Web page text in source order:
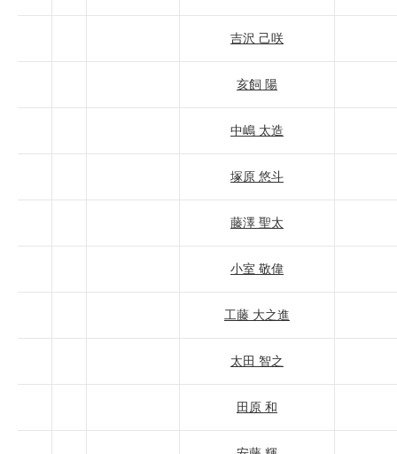
吉沢 己咲
亥飼 陽
中嶋 太造
塚原 悠斗
藤澤 聖太
小室 敬偉
工藤 大之進
太田 智之
田原 和